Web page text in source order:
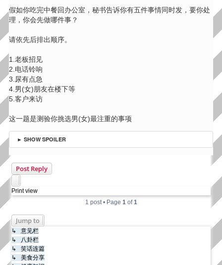
假如你吃完中餐回办公室，秘书告诉你有五件事情同时发，要你处
理，你会先做哪件事？
请依先后排出顺序。
1.老板招见
2.电话铃响
3.尿有点急
4.男(女)朋友在楼下等
5.客户来访
这一题是测验你挑选男(女)最注重的事项
► SHOW SPOILER
Top
Post Reply
Print view
1 post • Page 1of1
Jump to
↳ 意见栏
↳ 八卦栏
↳ 笑话连篇
↳ 美食分享